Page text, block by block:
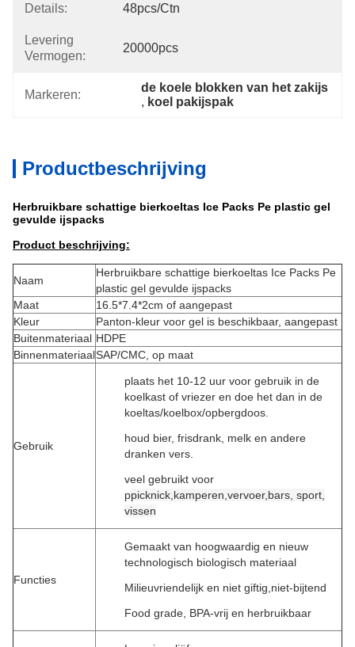
Details:
48pcs/ctn
Levering
Vermogen:
20000pcs
Markeren:
de koele blokken van het zakijs
, koel pakijspak
Productbeschrijving
Herbruikbare schattige bierkoeltas Ice Packs Pe plastic gel
gevulde ijspacks
Product beschrijving:
Naam
Herbruikbare schattige bierkoeltas Ice Packs Pe
plastic gel gevulde ijspacks
Maat
16.5*7.4*2cm of aangepast
Kleur
Panton-kleur voor gel is beschikbaar, aangepast
Buitenmateriaal HDPE
BinnenmateriaalSAP/CMC, op maat
Gebruik
plaats het 10-12 uur voor gebruik in de
koelkast of vriezer en doe het dan in de
koeltas/koelbox/opbergdoos.
houd bier, frisdrank, melk en andere
dranken vers.
veel gebruikt voor
ppicknick, kamperen, vervoer, bars, sport,
vissen
Functies
Gemaakt van hoogwaardig en nieuw
technologisch biologisch materiaal
Milieuvriendelijk en niet giftig, niet-bijtend
Food grade, BPA-vrij en herbruikbaar